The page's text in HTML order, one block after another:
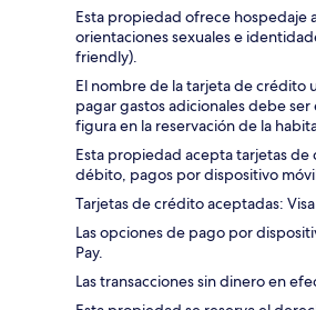
Esta propiedad ofrece hospedaje
orientaciones sexuales e
friendly).
El nombre de la tarjeta de crédito
pagar gastos adicionales debe
figura en la reservación de la
Esta propiedad acepta tarjetas
débito, pagos por dispositivo
Tarjetas de crédito aceptadas:
Las opciones de pago por
Pay.
Las transacciones sin dinero en